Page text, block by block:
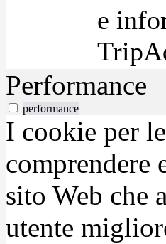
e
Performance
performance
I cookie per
comprendere
sito Web che
utente